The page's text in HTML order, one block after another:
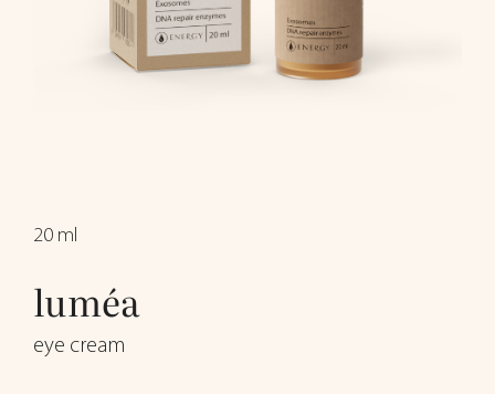
20 ml
luméa
eye cream